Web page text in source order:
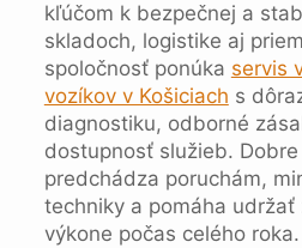
kľúčom k bezpečnej a
skladoch, logistike aj
spoločnosť ponúka servis
vozíkov v Košiciach s
diagnostiku, odborné
dostupnosť služieb.
predchádza poruchám,
techniky a pomáha udržať
výkone počas celého